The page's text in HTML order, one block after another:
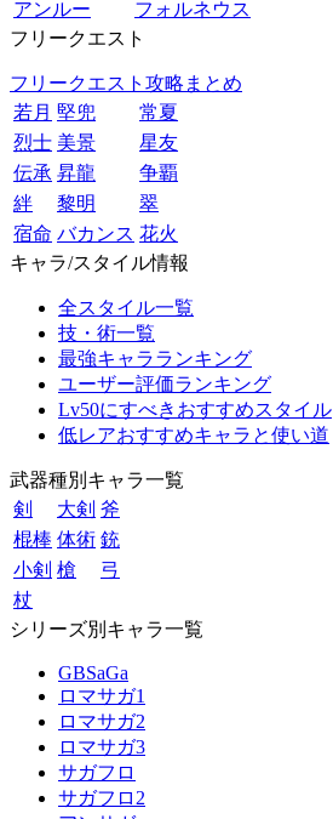
アンルー
フォルネウス
フリークエスト
フリークエスト攻略まとめ
若月 堅兜
常夏
烈士 美景
星友
伝承 昇龍
争覇
絆
黎明
翠
宿命 バカンス 花火
キャラ/スタイル情報
全スタイル一覧
技・術一覧
最強キャラランキング
ユーザー評価ランキング
Lv50にすべきおすすめスタイル
低レアおすすめキャラと使い道
武器種別キャラ一覧
剣
大剣 斧
棍棒 体術 銃
小剣 槍
弓
杖
シリーズ別キャラ一覧
GBSaGa
ロマサガ1
ロマサガ2
ロマサガ3
サガフロ
サガフロ2